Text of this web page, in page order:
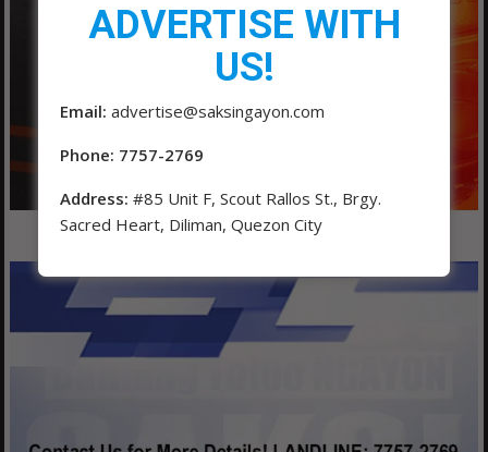
ADVERTISE WITH
US!
Email: advertise@saksingayon.com
Phone: 7757-2769
Address: #85 Unit F, Scout Rallos St., Brgy.
Sacred Heart, Diliman, Quezon City